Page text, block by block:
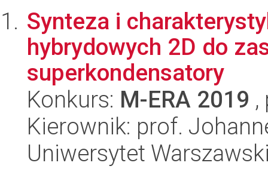
Synteza i
hybrydowych 2D do
superkondensatory
Konkurs: M-ERA 2019 ,
Kierownik: prof.
Uniwersytet